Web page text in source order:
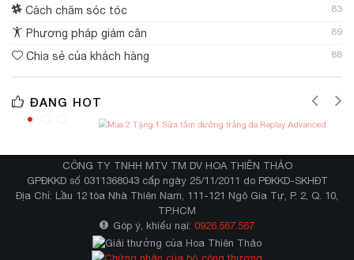
Cách chăm sóc tóc 83
Phương pháp giảm cân 89
Chia sẻ của khách hàng 88
ĐANG HOT
CÔNG TY TNHH MTV TM DV HOA THIÊN THẢO
GPĐKKD số 0311368043 cấp ngày 25/11/2011 do PĐKKD-SKHĐT
Địa Chỉ: Lầu 12 tòa Nhà Thiên Nam, 111-121 Ngô Gia Tự, P. 2, Q. 10,
TP.HCM
Góp ý, khiếu nại: 0926.567.567